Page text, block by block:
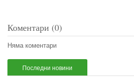
Коментари (0)
Няма коментари
Последни новини